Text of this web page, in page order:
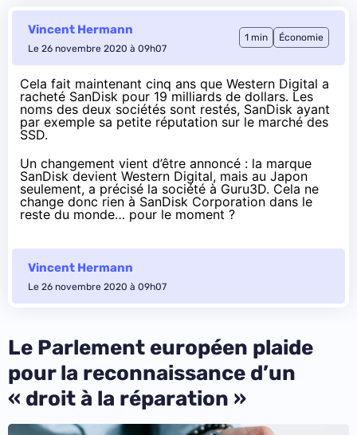
Vincent Hermann
Le 26 novembre 2020 à 09h07
1 min Économie
Cela fait maintenant cinq ans que Western Digital a
racheté SanDisk pour 19 milliards de dollars. Les
noms des deux sociétés sont restés, SanDisk ayant
par exemple sa petite réputation sur le marché des
SSD.
Un changement vient d’être annoncé : la marque
SanDisk devient Western Digital, mais au Japon
seulement, a précisé la société à Guru3D. Cela ne
change donc rien à SanDisk Corporation dans le
reste du monde… pour le moment ?
Vincent Hermann
Le 26 novembre 2020 à 09h07
Le Parlement européen plaide
pour la reconnaissance d’un
« droit à la réparation »